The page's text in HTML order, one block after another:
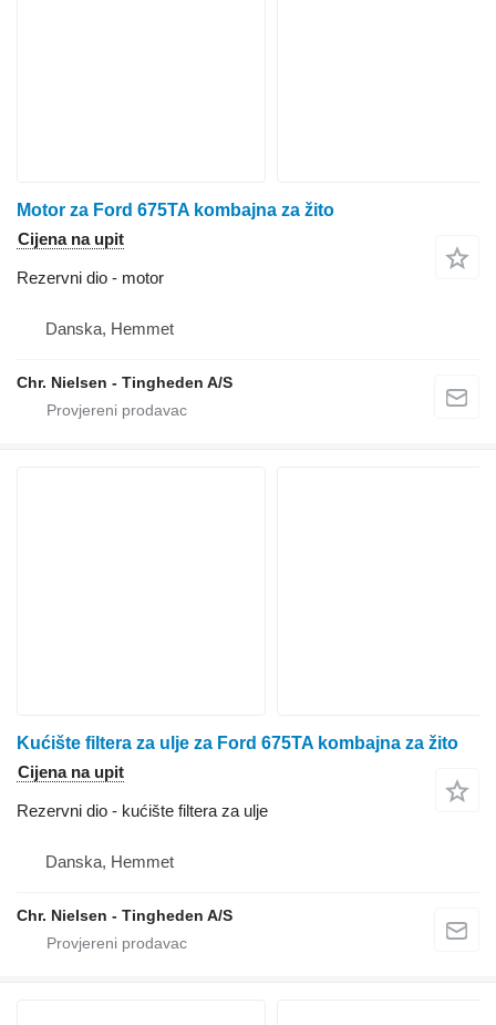
Motor za Ford 675TA kombajna za žito
Cijena na upit
Rezervni dio - motor
Danska, Hemmet
Chr. Nielsen - Tingheden A/S
Kućište filtera za ulje za Ford 675TA kombajna za žito
Cijena na upit
Rezervni dio - kućište filtera za ulje
Danska, Hemmet
Chr. Nielsen - Tingheden A/S